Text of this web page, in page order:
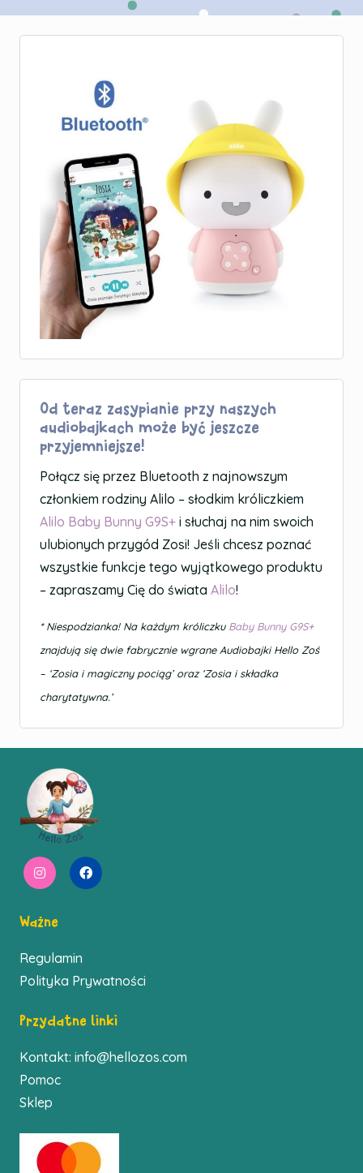
Od teraz zasypianie przy naszych
audiobajkach może być jeszcze
przyjemniejsze!
Połącz się przez Bluetooth z najnowszym
członkiem rodziny Alilo – słodkim króliczkiem
Alilo Baby Bunny G9S+ i słuchaj na nim swoich
ulubionych przygód Zosi! Jeśli chcesz poznać
wszystkie funkcje tego wyjątkowego produktu
– zapraszamy Cię do świata Alilo!
* Niespodzianka! Na każdym króliczku Baby Bunny G9S+
znajdują się dwie fabrycznie wgrane Audiobajki Hello Zoś
– ‘Zosia i magiczny pociąg’ oraz ‘Zosia i składka
charytatywna.’
Ważne
Regulamin
Polityka Prywatności
Przydatne linki
Kontakt: info@hellozos.com
Pomoc
Sklep